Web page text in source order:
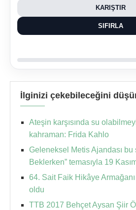
KARIŞTIR
SIFIRLA
İlginizi çekebileceğini
Ateşin karşısında su
kahraman: Frida Kahlo
Geleneksel Metis Ajandası bu
Beklerken” temasıyla 19
64. Sait Faik Hikâye
oldu
TTB 2017 Behçet Aysan Şiir